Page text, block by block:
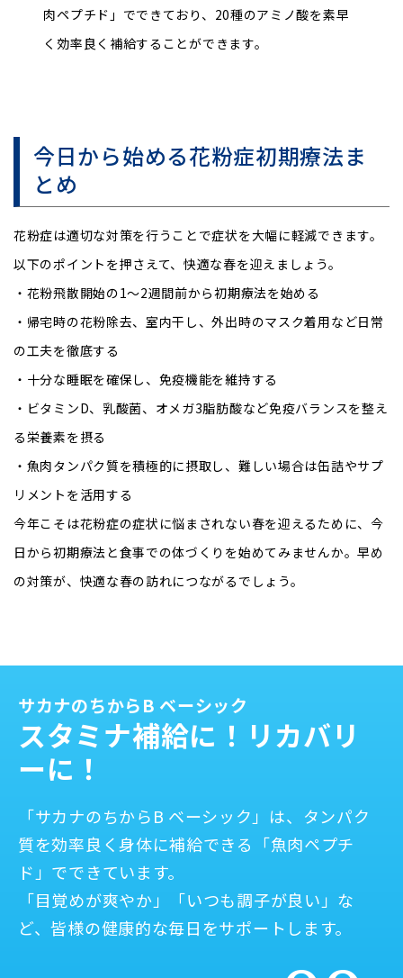
肉ペプチド」でできており、20種のアミノ酸を素早
く効率良く補給することができます。
今日から始める花粉症初期療法ま
とめ
花粉症は適切な対策を行うことで症状を大幅に軽減できます。
以下のポイントを押さえて、快適な春を迎えましょう。
・花粉飛散開始の1〜2週間前から初期療法を始める
・帰宅時の花粉除去、室内干し、外出時のマスク着用など日常
の工夫を徹底する
・十分な睡眠を確保し、免疫機能を維持する
・ビタミンD、乳酸菌、オメガ3脂肪酸など免疫バランスを整え
る栄養素を摂る
・魚肉タンパク質を積極的に摂取し、難しい場合は缶詰やサプ
リメントを活用する
今年こそは花粉症の症状に悩まされない春を迎えるために、今
日から初期療法と食事での体づくりを始めてみませんか。早め
の対策が、快適な春の訪れにつながるでしょう。
サカナのちからB ベーシック
スタミナ補給に！ リカバリ
ーに！
「サカナのちからB ベーシック」は、タンパク
質を効率良く身体に補給できる「魚肉ペプチ
ド」でできています。
「目覚めが爽やか」「いつも調子が良い」な
ど、皆様の健康的な毎日をサポートします。